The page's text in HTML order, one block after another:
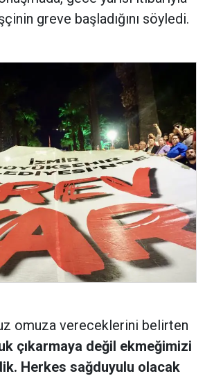
greve başladığını söyledi.
omuza vereceklerini belirten
çıkarmaya değil ekmeğimizi
Herkes sağduyulu olacak